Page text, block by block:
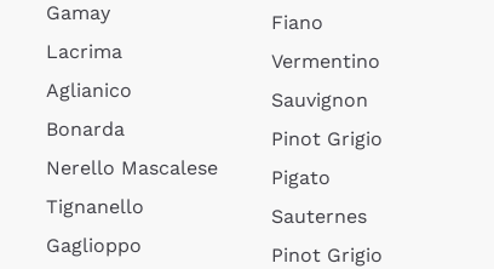
Gamay
Lacrima
Aglianico
Bonarda
Nerello Mascalese
Tignanello
Gaglioppo
Fiano
Vermentino
Sauvignon
Pinot Grigio
Pigato
Sauternes
Pinot Grigio